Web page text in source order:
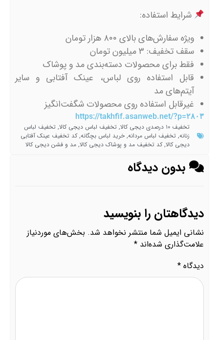
شرایط استفاده:
ویژه سفارش‌های بالای ۸۰۰ هزار تومان
سقف تخفیف: ۳ میلیون تومان
فقط برای محصولات دسته‌بندی مد و پوشاک
قابل استفاده روی لباس، عینک آفتابی و سایر
آیتم‌های مد
غیرقابل استفاده روی محصولات شگفت‌انگیز
https://takhfif.asanweb.net/?p=۲۸۰۳
تخفیف ۱۰ درصدی دیجی کالا
, تخفیف لباس دیجی کالا, تخفیف لباس
زنانه, تخفیف لباس مردانه, خرید لباس بچگانه,کد تخفیف عینک آفتابی
دیجی کالا,کد تخفیف مد و پوشاک دیجی کالا, مد و فشن دیجی کالا
بدون دیدگاه
دیدگاهتان را بنویسید
نشانی ایمیل شما منتشر نخواهد شد. بخش‌های موردنیاز
علامت‌گذاری شده‌اند *
دیدگاه *